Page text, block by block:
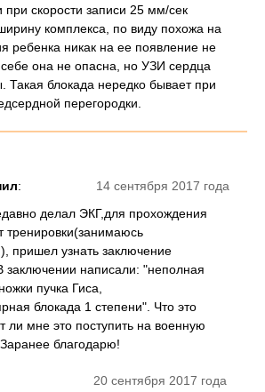
при скорости записи 25 мм/сек
комплекса, по виду похожа на
ребенка никак на ее появление не
она не опасна, но УЗИ сердца
Такая блокада нередко бывает при
перегородки.
14 сентября 2017 года
:
делал ЭКГ,для прохождения
тренировки(занимаюсь
пришел узнать заключение
заключении написали: "неполная
пучка Гиса,
блокада 1 степени". Что это
ли мне это поступить на военную
благодарю!
20 сентября 2017 года